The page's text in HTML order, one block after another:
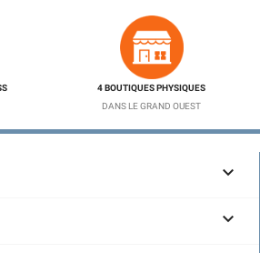
4 BOUTIQUES PHYSIQUES
DANS LE GRAND OUEST

